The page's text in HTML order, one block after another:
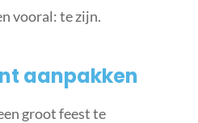
vooral: te zijn.
aanpakken
groot feest te